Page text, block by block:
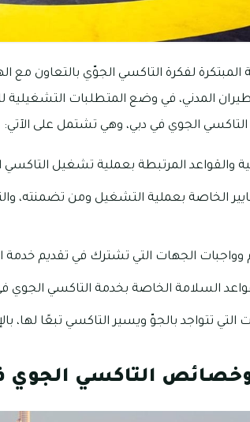
لفكرة التاكسي الجوّي بالتعاون مع
المدني، في وضع المتطلبات التشغيلية
الجوي في دبي، وهي تشتمل على الآتي:
والقواعد المرتبطة بعملية تشغيل التاكسي
الخاصة بعملية التشغيل ومن تضمنته،
الجهات التي تشترك في تقديم خدمة
السلامة الخاصة بخدمة التاكسي الجوي
التي تتواجد بالجوّ ويسير التاكسي تبعًا لها،
التاكسي الجوي